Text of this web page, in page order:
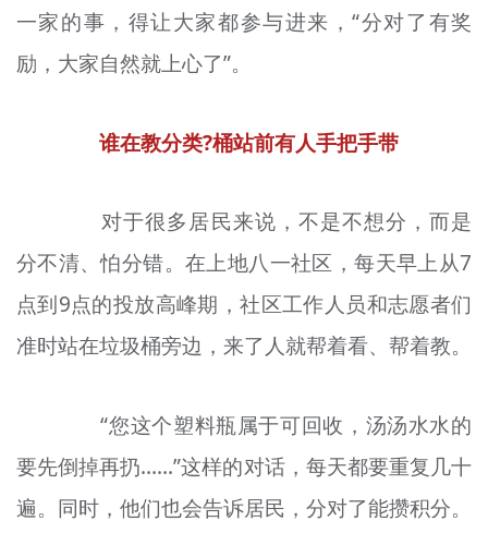
一家的事，得让大家都参与进来，“分对了有奖
励，大家自然就上心了”。
谁在教分类?桶站前有人手把手带
对于很多居民来说，不是不想分，而是
分不清、怕分错。在上地八一社区，每天早上从7
点到9点的投放高峰期，社区工作人员和志愿者们
准时站在垃圾桶旁边，来了人就帮着看、帮着教。
“您这个塑料瓶属于可回收，汤汤水水的
要先倒掉再扔……”这样的对话，每天都要重复几十
遍。同时，他们也会告诉居民，分对了能攒积分。